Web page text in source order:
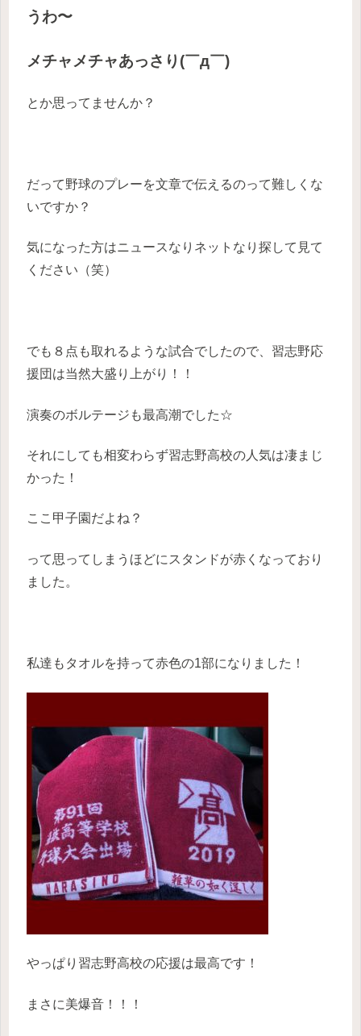
うわ〜
メチャメチャあっさり(￣д￣)
とか思ってませんか？
だって野球のプレーを文章で伝えるのって難しくな
いですか？
気になった方はニュースなりネットなり探して見て
ください（笑）
でも８点も取れるような試合でしたので、習志野応
援団は当然大盛り上がり！！
演奏のボルテージも最高潮でした☆
それにしても相変わらず習志野高校の人気は凄まじ
かった！
ここ甲子園だよね？
って思ってしまうほどにスタンドが赤くなっており
ました。
私達もタオルを持って赤色の1部になりました！
やっぱり習志野高校の応援は最高です！
まさに美爆音！！！